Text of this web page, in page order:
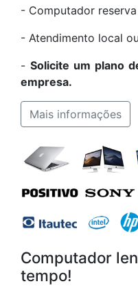
- Computador
- Atendimento local ou
- Solicite um plano
empresa.
Mais informações
Computador
tempo!